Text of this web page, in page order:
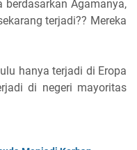
Agamanya,
terjadi?? Mereka
hanya terjadi di Eropa
di negeri mayoritas